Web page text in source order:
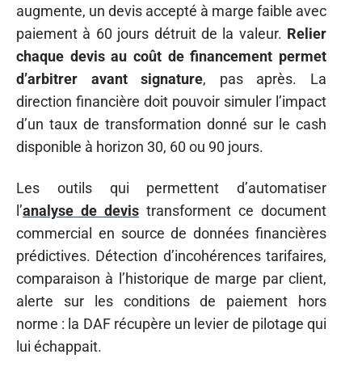
augmente, un devis accepté à marge faible avec
paiement à 60 jours détruit de la valeur. Relier
chaque devis au coût de financement permet
d’arbitrer avant signature, pas après. La
direction financière doit pouvoir simuler l’impact
d’un taux de transformation donné sur le cash
disponible à horizon 30, 60 ou 90 jours.
Les outils qui permettent d’automatiser
l’analyse de devis transforment ce document
commercial en source de données financières
prédictives. Détection d’incohérences tarifaires,
comparaison à l’historique de marge par client,
alerte sur les conditions de paiement hors
norme : la DAF récupère un levier de pilotage qui
lui échappait.